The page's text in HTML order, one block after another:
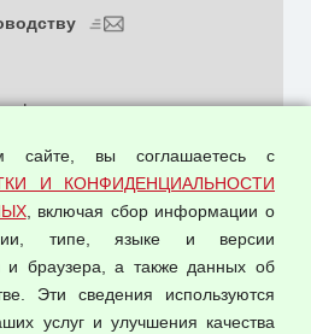
персональных данных
сайте, вы соглашаетесь с
И КОНФИДЕНЦИАЛЬНОСТИ
, включая сбор информации о
типе, языке и версии
и браузера, а также данных об
Эти сведения используются
услуг и улучшения качества